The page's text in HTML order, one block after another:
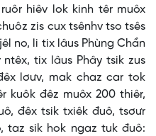
hiêv lok kinh têr muôx
zis cux tsênhv tso tsês
no, li tix lâus Phùng Chần
ntêx, tix lâus Phây tsik zus
lơưv, mak chaz car tok
kuôk đêz muôx 200 thiêr,
đêx tsik txiêk đuô, tsơưr
taz sik hok ngaz tuk đuô: